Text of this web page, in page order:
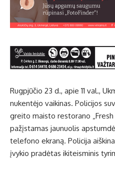
Rugpjūčio 23 d., apie 11 val.,
nukentėjo vaikinas. Policijos
greito maisto restorano
pažįstamas jaunuolis
telefono ekraną. Policija
įvykio pradėtas ikiteisminis